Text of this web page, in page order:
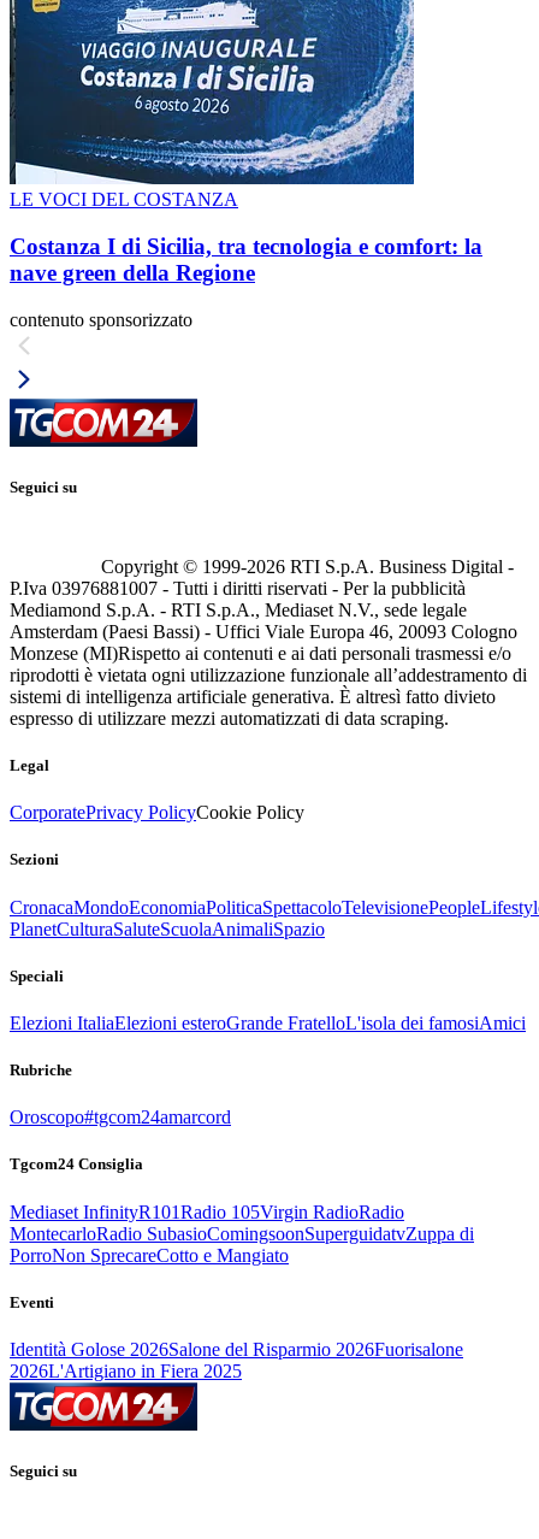
LE VOCI DEL COSTANZA
Costanza I di Sicilia, tra tecnologia e comfort: la
nave green della Regione
contenuto sponsorizzato
Seguici su
Copyright © 1999-2026 RTI S.p.A. Business Digital -
P.Iva 03976881007 - Tutti i diritti riservati - Per la pubblicità
Mediamond S.p.A. - RTI S.p.A., Mediaset N.V., sede legale
Amsterdam (Paesi Bassi) - Uffici Viale Europa 46, 20093 Cologno
Monzese (MI)Rispetto ai contenuti e ai dati personali trasmessi e/o
riprodotti è vietata ogni utilizzazione funzionale all’addestramento di
sistemi di intelligenza artificiale generativa. È altresì fatto divieto
espresso di utilizzare mezzi automatizzati di data scraping.
Legal
CorporatePrivacy PolicyCookie Policy
Sezioni
CronacaMondoEconomiaPoliticaSpettacoloTelevisionePeople
PlanetCulturaSaluteScuolaAnimaliSpazio
Speciali
Elezioni ItaliaElezioni esteroGrande FratelloL'isola dei famosiAmici
Rubriche
Oroscopo#tgcom24amarcord
Tgcom24 Consiglia
Mediaset InfinityR101Radio 105Virgin RadioRadio
MontecarloRadio SubasioComingsoonSuperguidatvZuppa di
PorroNon SprecareCotto e Mangiato
Eventi
Identità Golose 2026Salone del Risparmio 2026Fuorisalone
2026L'Artigiano in Fiera 2025
Seguici su